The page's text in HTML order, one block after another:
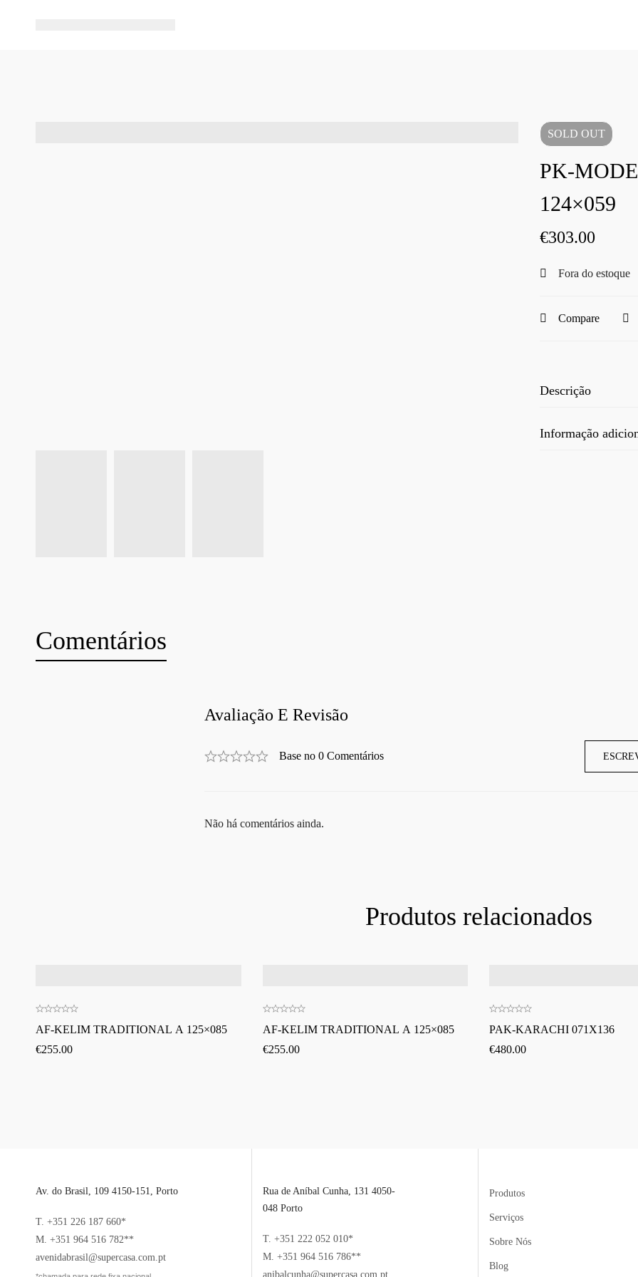
SOLD OUT
PK-
124×059
€303.00
Fora do estoque
Compare
Descrição
Informação
Comentários
Avaliação E Revisão
Base no 0 Comentários
Não há comentários ainda.
Produtos relacionados
AF-KELIM TRADITIONAL A 125×085
€255.00
AF-KELIM TRADITIONAL A 125×085
€255.00
PAK-KARACHI 071X136
€480.00
Av. do Brasil, 109 4150-151, Porto
T. +351 226 187 660*
M. +351 964 516 782**
avenidabrasil@supercasa.com.pt
Rua de Aníbal Cunha, 131 4050-
048 Porto
T. +351 222 052 010*
M. +351 964 516 786**
anibalcunha@supercasa.com.pt
Produtos
Serviços
Sobre Nós
Blog